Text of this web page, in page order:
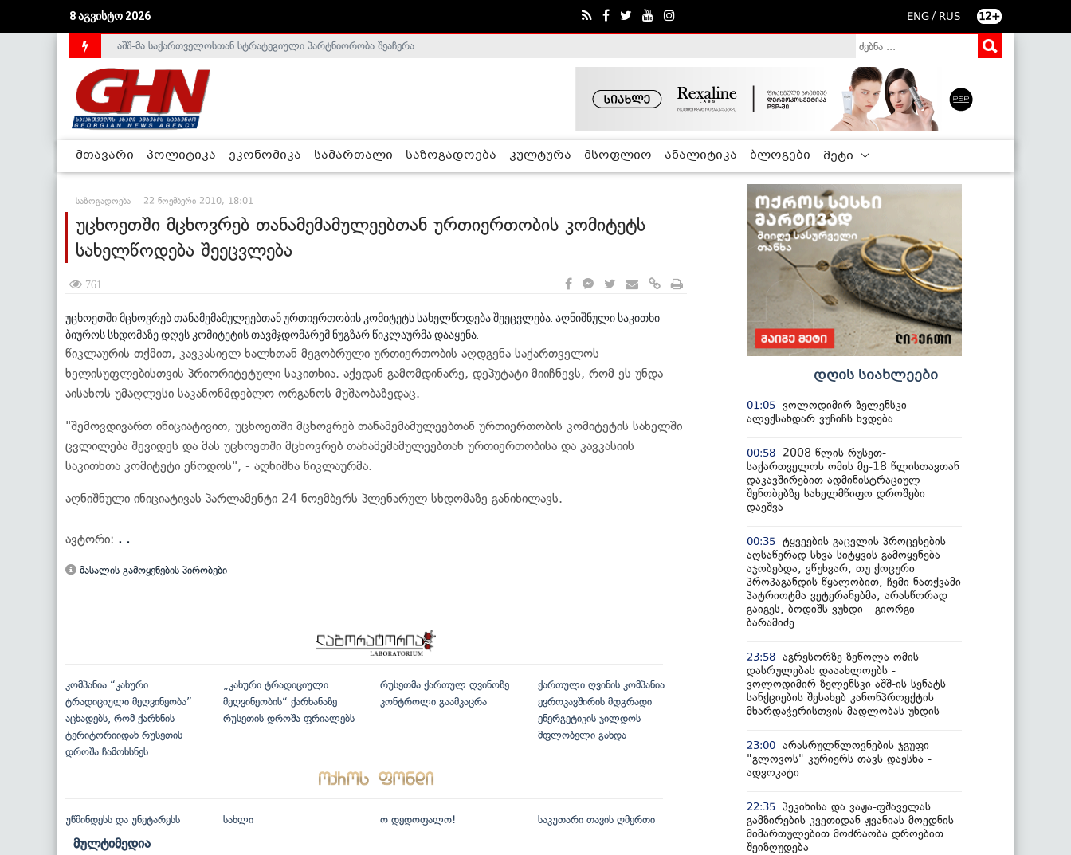
8 აგვისტო 2026 ENG / RUS 12+
საქართველოს დე-ფაქტო მთავრობა არალეგიტიმურია - ჰელსინკის კომისია
აშშ-მა საქართველოსთან სტრატეგიული პარტნიორობა შეაჩერა
მთავარი პოლიტიკა ეკონომიკა სამართალი საზოგადოება კულტურა მსოფლიო ანალიტიკა ბლოგები მეტი
საზოგადოება 22 ნოემბერი 2010, 18:01
უცხოეთში მცხოვრებ თანამემამულეებთან ურთიერთობის კომიტეტს
სახელწოდება შეეცვლება
761
უცხოეთში მცხოვრებ თანამემამულეებთან ურთიერთობის კომიტეტს სახელწოდება შეეცვლება. აღნიშნული საკითხი
ბიუროს სხდომაზე დღეს კომიტეტის თავმჯდომარემ ნუგზარ წიკლაურმა დააყენა.
წიკლაურის თქმით, კავკასიელ ხალხთან მეგობრული ურთიერთობის აღდგენა საქართველოს
ხელისუფლებისთვის პრიორიტეტული საკითხია. აქედან გამომდინარე, დეპუტატი მიიჩნევს, რომ ეს უნდა
აისახოს უმაღლესი საკანონმდებლო ორგანოს მუშაობაზედაც.
"შემოვდივართ ინიციატივით, უცხოეთში მცხოვრებ თანამემამულეებთან ურთიერთობის კომიტეტის სახელში
ცვლილება შევიდეს და მას უცხოეთში მცხოვრებ თანამემამულეებთან ურთიერთობისა და კავკასიის
საკითხთა კომიტეტი ეწოდოს", - აღნიშნა წიკლაურმა.
აღნიშნული ინიციატივას პარლამენტი 24 ნოემბერს პლენარულ სხდომაზე განიხილავს.
ავტორი: . .
მასალის გამოყენების პირობები
კომპანია “კახური
ტრადიციული მეღვინეობა”
აცხადებს, რომ ქარხნის
ტერიტორიიდან რუსეთის
დროშა ჩამოხსნეს
„კახური ტრადიციული
მეღვინეობის“ ქარხანაზე
რუსეთის დროშა ფრიალებს
რუსეთმა ქართულ ღვინოზე
კონტროლი გაამკაცრა
ქართული ღვინის კომპანია
ევროკავშირის მდგრადი
ენერგეტიკის ჯილდოს
მფლობელი გახდა
უწმინდესს და უნეტარესს სახლი ო დედოფალო! საკუთარი თავის ღმერთი
მულტიმედია
დღის სიახლეები
01:05 ვოლოდიმირ ზელენსკი
ალექსანდარ ვუჩიჩს ხვდება
00:58
2008 წლის რუსეთ-
საქართველოს ომის მე-18 წლისთავთან
დაკავშირებით ადმინისტრაციულ
შენობებზე სახელმწიფო დროშები
დაეშვა
00:35 ტყვეების გაცვლის პროცესების
აღსაწერად სხვა სიტყვის გამოყენება
აჯობებდა, ვწუხვარ, თუ ქოცური
პროპაგანდის წყალობით, ჩემი ნათქვამი
პატრიოტმა ვეტერანებმა, არასწორად
გაიგეს, ბოდიშს ვუხდი - გიორგი
ბარამიძე
23:58 აგრესორზე ზეწოლა ომის
დასრულებას დააახლოებს -
ვოლოდიმირ ზელენსკი აშშ-ის სენატს
სანქციების შესახებ კანონპროექტის
მხარდაჭერისთვის მადლობას უხდის
23:00 არასრულწლოვნების ჯგუფი
"გლოვოს" კურიერს თავს დაესხა -
ადვოკატი
22:35 პეკინისა და ვაჟა-ფშაველას
გამზირების კვეთიდან ჟვანიას მოედნის
მიმართულებით მოძრაობა დროებით
შეიზღუდება